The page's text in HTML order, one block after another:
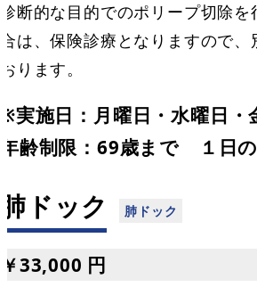
診断的な目的でのポリープ切除
合は、保険診療となりますので
おります。
※実施日：月曜日・水曜日
年齢制限：69歳まで １日
肺ドック
￥33,000 円